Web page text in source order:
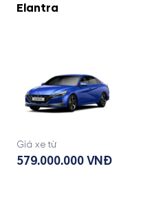
Elantra
Giá xe từ
579.000.000 VNĐ